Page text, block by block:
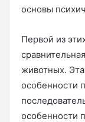
основы
Первой из
животных.
особенности
особенности